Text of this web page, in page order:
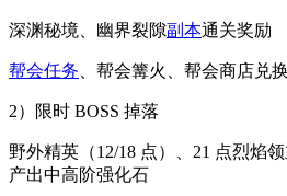
深渊秘境、幽界裂隙副本通关奖励
帮会任务 、帮会篝火、帮会商店兑换
2）限时 BOSS 掉落
野外精英（12/18 点）、21 点烈焰
产出中高阶强化石